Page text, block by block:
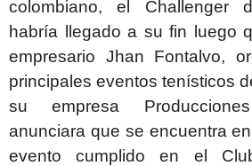
colombiano, el Challenger
habría llegado a su fin luego
empresario Jhan Fontalvo,
principales eventos tenísticos
su empresa
anunciara que se encuentra
evento cumplido en el